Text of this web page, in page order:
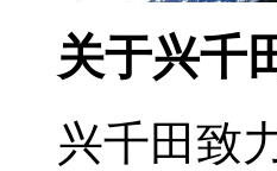
关于兴千
兴千田致